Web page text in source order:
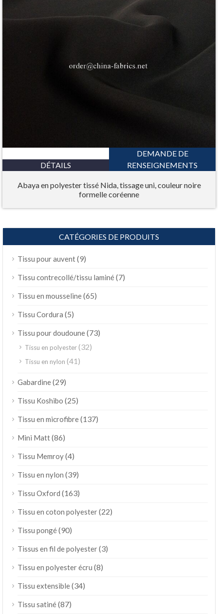
DÉTAILS
DEMANDE DE
RENSEIGNEMENTS
Abaya en polyester tissé Nida, tissage uni, couleur noire
formelle coréenne
CATÉGORIES DE PRODUITS
Tissu pour auvent(9)
Tissu contrecollé/tissu laminé(7)
Tissu en mousseline(65)
Tissu Cordura (5)
Tissu pour doudoune(73)
Tissu en polyester(32)
Tissu en nylon (41)
Gabardine(29)
Tissu Koshibo (25)
Tissu en microfibre(137)
Mini Matt(86)
Tissu Memroy(4)
Tissu en nylon (39)
Tissu Oxford (163)
Tissu en coton polyester(22)
Tissu pongé(90)
Tissus en fil de polyester(3)
Tissu en polyester écru (8)
Tissu extensible(34)
Tissu satiné(87)